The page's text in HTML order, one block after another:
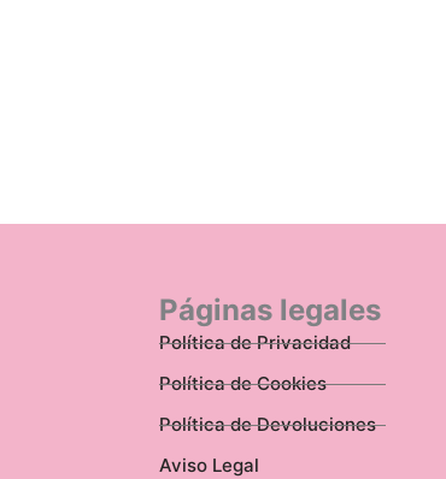
Páginas legales
Política de Privacidad
Política de Cookies
Política de Devoluciones
Aviso Legal